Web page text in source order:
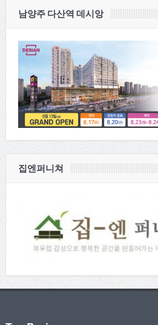
남양주 다산역 데시앙
집엔퍼니쳐